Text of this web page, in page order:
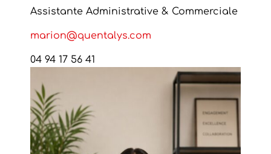
Assistante Administrative & Commerciale
marion@quentalys.com
04 94 17 56 41